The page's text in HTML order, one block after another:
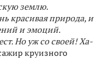
землю.
красивая природа, и
и эмоций.
Но уж со своей! Ха-
круизного